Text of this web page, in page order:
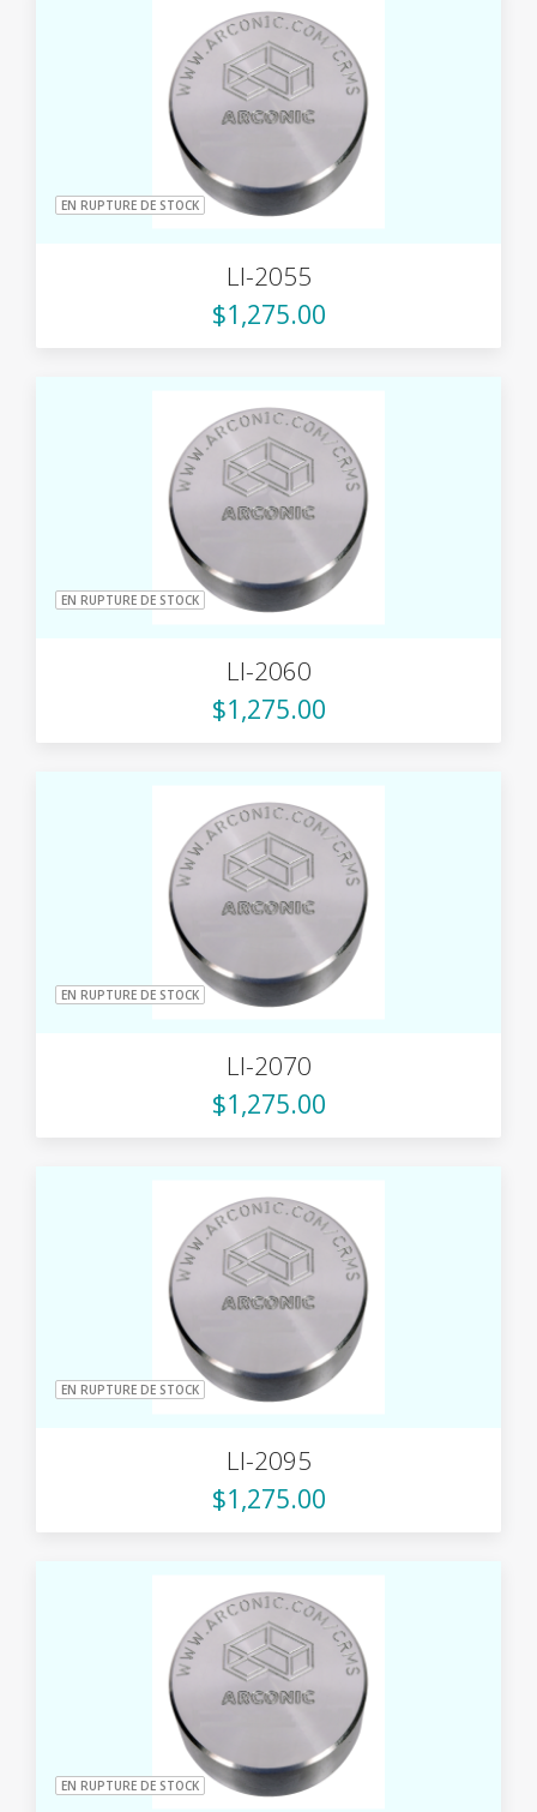
EN RUPTURE DE STOCK
LI-2055
$1,275.00
EN RUPTURE DE STOCK
LI-2060
$1,275.00
EN RUPTURE DE STOCK
LI-2070
$1,275.00
EN RUPTURE DE STOCK
LI-2095
$1,275.00
EN RUPTURE DE STOCK